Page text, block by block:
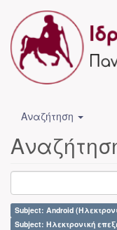
Αναζήτηση
Subject: Android
Subject: Ηλεκτρονική